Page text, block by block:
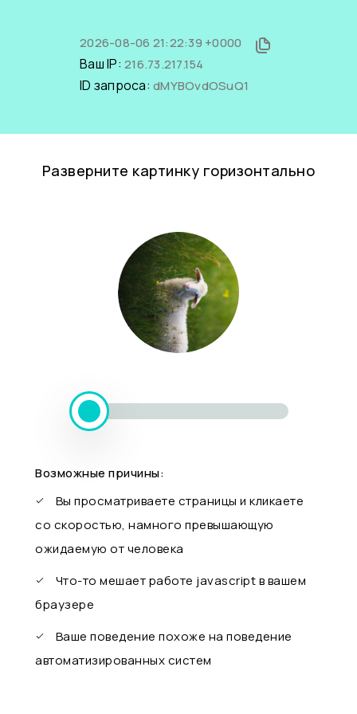
2026-08-06 21:22:39 +0000
Ваш IP: 216.73.217.154
ID запроса: dMYBOvdOSuQ1
Разверните картинку горизонтально
Возможные причины:
Вы просматриваете страницы и кликаете
со скоростью, намного превышающую
ожидаемую от человека
Что-то мешает работе javascript в вашем
браузере
Ваше поведение похоже на поведение
автоматизированных систем